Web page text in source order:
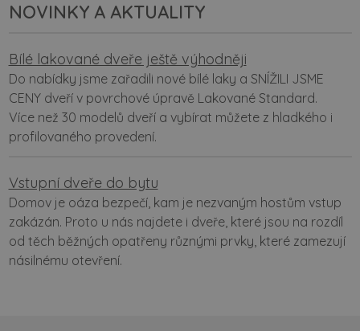
NOVINKY A AKTUALITY
Bílé lakované dveře ještě výhodněji
Do nabídky jsme zařadili nové bílé laky a SNÍŽILI JSME
CENY dveří v povrchové úpravě Lakované Standard.
Více než 30 modelů dveří a vybírat můžete z hladkého i
profilovaného provedení.
Vstupní dveře do bytu
Domov je oáza bezpečí, kam je nezvaným hostům vstup
zakázán. Proto u nás najdete i dveře, které jsou na rozdíl
od těch běžných opatřeny různými prvky, které zamezují
násilnému otevření.